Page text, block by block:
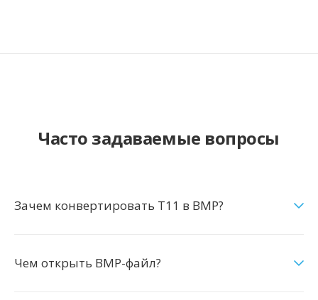
Часто задаваемые вопросы
Зачем конвертировать T11 в BMP?
Чем открыть BMP-файл?